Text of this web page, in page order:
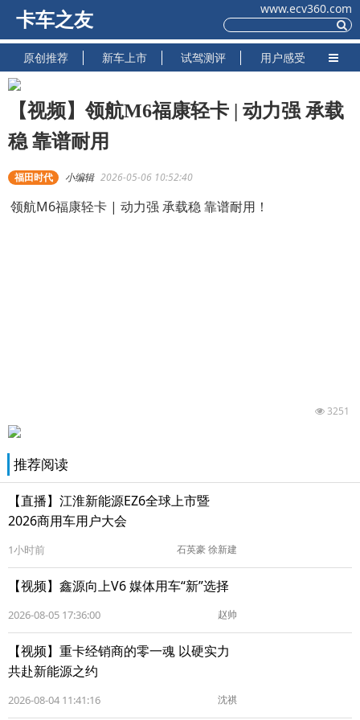
卡车之友
www.ecv360.com
原创推荐 新车上市 试驾测评 用户感受
【视频】领航M6福康轻卡 | 动力强 承载
稳 靠谱耐用
福田时代 小编辑 2026-05-06 10:52:40
领航M6福康轻卡 | 动力强 承载稳 靠谱耐用！
3251
推荐阅读
【直播】江淮新能源EZ6全球上市暨
2026商用车用户大会
1小时前 石英豪 徐新建
【视频】鑫源向上V6 媒体用车“新”选择
2026-08-05 17:36:00 赵帅
【视频】重卡经销商的零一魂 以硬实力
共赴新能源之约
2026-08-04 11:41:16 沈祺